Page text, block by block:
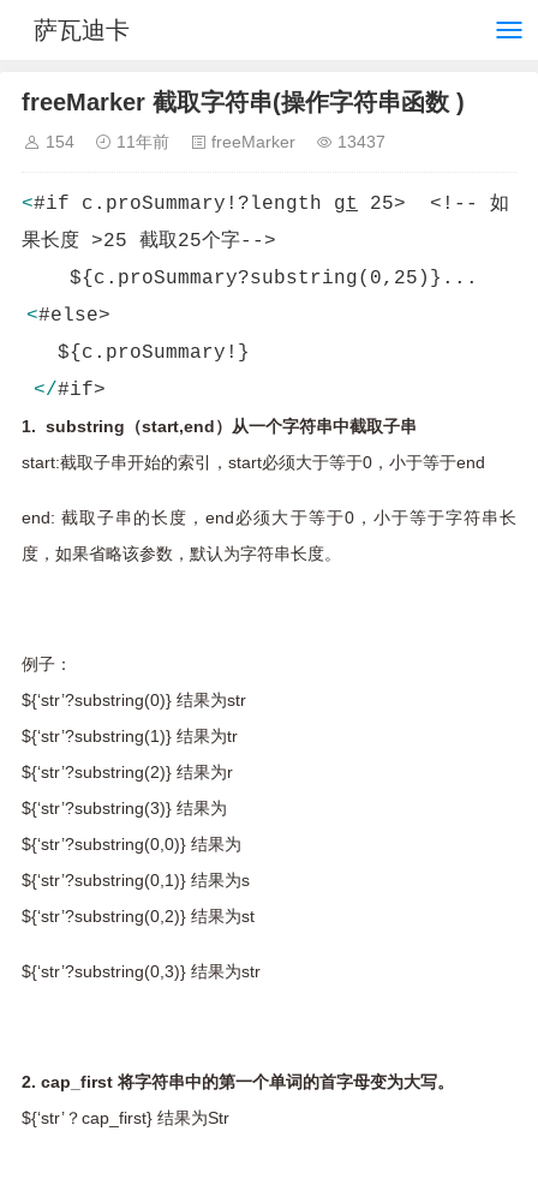
萨瓦迪卡
freeMarker 截取字符串(操作字符串函数 )
154 11年前 freeMarker 13437
<#if c.proSummary!?length gt
25> <!-- 如
果长度 >25 截取25个字-->
${c.proSummary?substring(0,25)}...
<#else>
${c.proSummary!}
</#if>
1. substring（start,end）从一个字符串中截取子串
start:截取子串开始的索引，start必须大于等于0，小于等于end
end: 截取子串的长度，end必须大于等于0，小于等于字符串长
度，如果省略该参数，默认为字符串长度。
例子：
${‘str’?substring(0)} 结果为str
${‘str’?substring(1)} 结果为tr
${‘str’?substring(2)} 结果为r
${‘str’?substring(3)} 结果为
${‘str’?substring(0,0)} 结果为
${‘str’?substring(0,1)} 结果为s
${‘str’?substring(0,2)} 结果为st
${‘str’?substring(0,3)} 结果为str
2. cap_first 将字符串中的第一个单词的首字母变为大写。
${‘str’？cap_first} 结果为Str